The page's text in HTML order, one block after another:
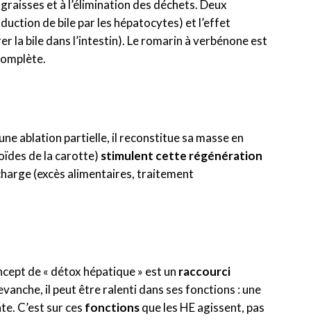
et à l’élimination des déchets. Deux
de bile par les hépatocytes) et l’effet
la bile dans l’intestin). Le romarin à verbénone est
ablation partielle, il reconstitue sa masse en
de la carotte) stimulent cette régénération
(excès alimentaires, traitement
de « détox hépatique » est un raccourci
il peut être ralenti dans ses fonctions : une
C’est sur ces fonctionsque les HE agissent, pas